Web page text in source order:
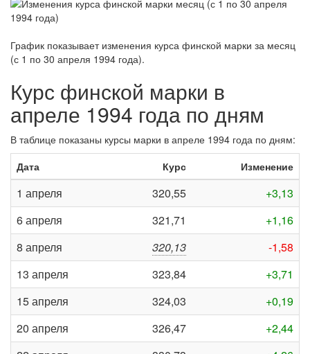
График показывает изменения курса финской марки за месяц
(с 1 по 30 апреля 1994 года).
Курс финской марки в
апреле 1994 года по дням
В таблице показаны курсы марки в апреле 1994 года по дням:
Дата
Курс Изменение
1 апреля 320,55
+3,13
6 апреля
321,71
+1,16
8 апреля
320,13
-1,58
13 апреля
323,84
+3,71
15 апреля
324,03
+0,19
20 апреля
326,47
+2,44